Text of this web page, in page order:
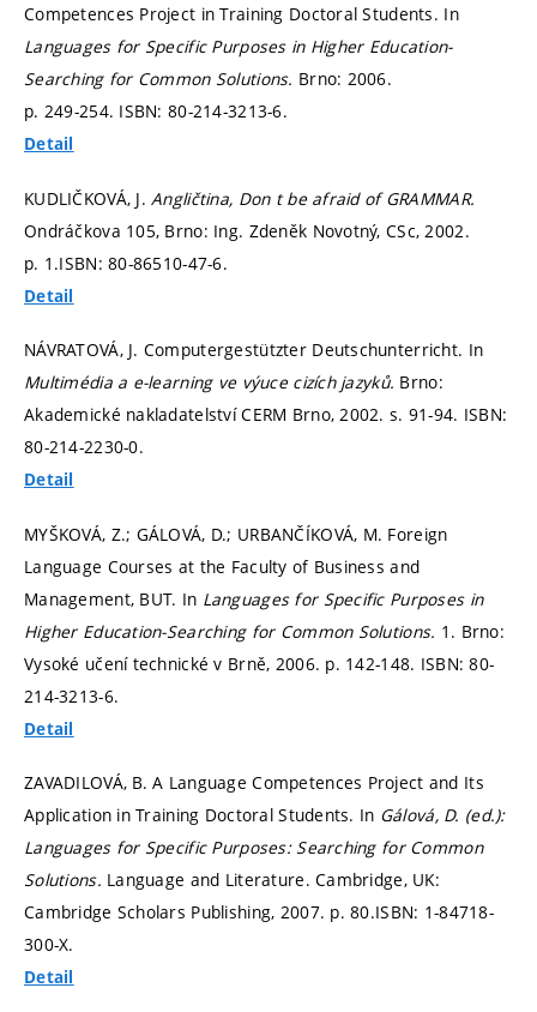
Competences Project in Training Doctoral Students. In
Languages for Specific Purposes in Higher Education-
Searching for Common Solutions. Brno: 2006.
p. 249-254. ISBN: 80-214-3213-6.
Detail
KUDLIČKOVÁ, J.Angličtina, Don t be afraid of GRAMMAR.
Ondráčkova 105, Brno: Ing. Zdeněk Novotný, CSc, 2002.
p. 1.ISBN: 80-86510-47-6.
Detail
NÁVRATOVÁ, J. Computergestützter Deutschunterricht. In
Multimédia a e-learning ve výuce cizích jazyků. Brno:
Akademické nakladatelství CERM Brno, 2002.s. 91-94. ISBN:
80-214-2230-0.
Detail
MYŠKOVÁ, Z.; GÁLOVÁ, D.; URBANČÍKOVÁ, M. Foreign
Language Courses at the Faculty of Business and
Management, BUT. In Languages for Specific Purposes in
Higher Education-Searching for Common Solutions. 1. Brno:
Vysoké učení technické v Brně, 2006. p. 142-148. ISBN: 80-
214-3213-6.
Detail
ZAVADILOVÁ, B. A Language Competences Project and Its
Application in Training Doctoral Students. In Gálová, D. (ed.):
Languages for Specific Purposes: Searching for Common
Solutions. Language and Literature. Cambridge, UK:
Cambridge Scholars Publishing, 2007. p. 80.ISBN: 1-84718-
300-X.
Detail